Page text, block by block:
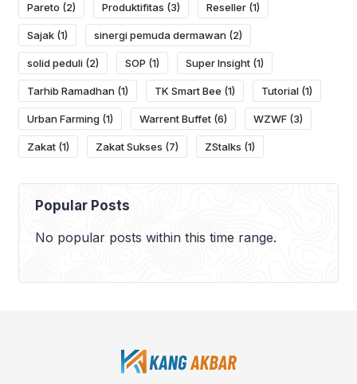
Pareto (2) Produktifitas (3) Reseller (1)
Sajak (1) sinergi pemuda dermawan (2)
solid peduli (2) SOP (1) Super Insight (1)
Tarhib Ramadhan (1) TK Smart Bee (1) Tutorial (1)
Urban Farming (1) Warrent Buffet (6) WZWF (3)
Zakat (1) Zakat Sukses (7) ZStalks (1)
Popular Posts
No popular posts within this time range.